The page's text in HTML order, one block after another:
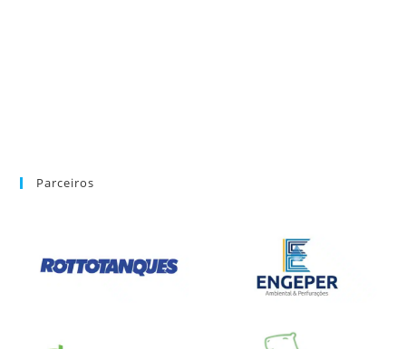
Parceiros